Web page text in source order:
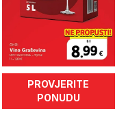
PROVJERITE
PONUDU